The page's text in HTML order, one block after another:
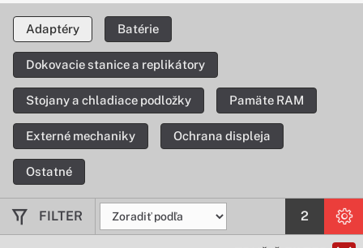
Ak potrebujete nový adaptér, máme pre Vás ponuku
originálnych adaptérov pre zariadenia DELL, ktoré Vám
Adaptéry Batérie
Dokovacie stanice a replikátory
Stojany a chladiace podložky Pamäte RAM
Externé mechaniky Ochrana displeja
Ostatné
FILTER 2